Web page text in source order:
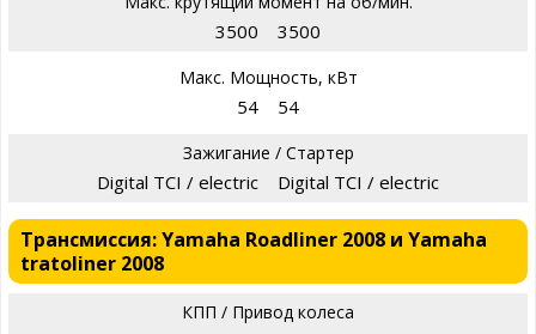
3500 3500
Макс. Мощность, кВт
54 54
Зажигание / Стартер
Digital TCI / electric Digital TCI / electric
Трансмиссия: Yamaha Roadliner 2008 и Yamaha
tratoliner 2008
КПП / Привод колеса